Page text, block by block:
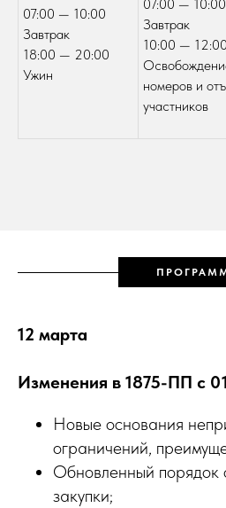
07:00 — 10:00
Завтрак
18:00 — 20:00
Ужин
07:00 — 10:00
Завтрак
10:00 — 12:00
номеров и
участников
12 марта
Изменения в 1875-ПП с
Новые основания
ограничений,
Обновленный порядок
закупки;